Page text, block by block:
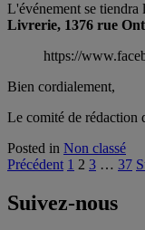
L'événement se tiendra
Livrerie, 1376 rue
https://
Bien cordialement,
Le comité de rédaction
Posted in Non classé
Pagination
des
publications
Précédent 1 2 3 … 37
Suivez-nous